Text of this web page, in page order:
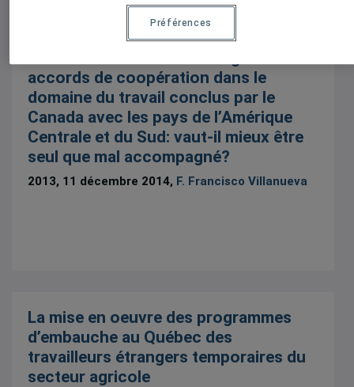
accords de coopération dans le
domaine du travail conclus par le
Canada avec les pays de l’Amérique
Centrale et du Sud: vaut-il mieux être
seul que mal accompagné?
2013, 11 décembre 2014, F. Francisco Villanueva
La mise en oeuvre des programmes
d’embauche au Québec des
travailleurs étrangers temporaires du
secteur agricole
Préférences